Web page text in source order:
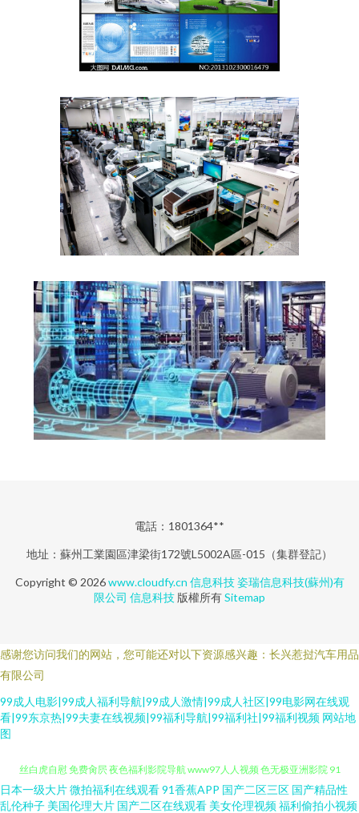
電話：1801364**
地址：蘇州工業園區津梁街172號L5002A區-015（集群登記）
Copyright © 2026www.cloudfy.cn 信息科技 姿瑞信息科技(蘇州)有
限公司 信息科技 版權所有Sitemap
感谢您访问我们的网站，您可能还对以下资源感兴趣：长兴惹挝汽车用品
有限公司
99成人电影|99成人福利导航|99成人激情|99成人社区|99电影网在线观
看|99东京热|99夫妻在线视频|99福利导航|99福利社|99福利视频 网站地
图
九一色播 日韩精品久久成人无码 九九丁香 91视频免贵观看 91cn在线播放 白
日本一级大片微拍福利在线观看91香蕉APP 国产二区三区 国产精品性
乱伦种子 美国伦理大片 国产二区在线观看 美女伦理视频福利偷拍小视频